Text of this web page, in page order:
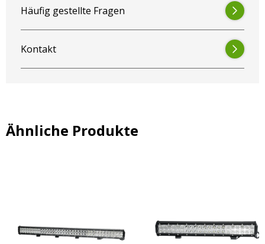
Häufig gestellte Fragen
Kontakt
Ähnliche Produkte